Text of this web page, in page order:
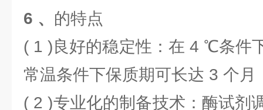
6 、 的特点
( 1 )良好的稳定性：在 4 ℃条件
常温条件下保质期可长达 3 个月
( 2 )专业化的制备技术：酶试剂